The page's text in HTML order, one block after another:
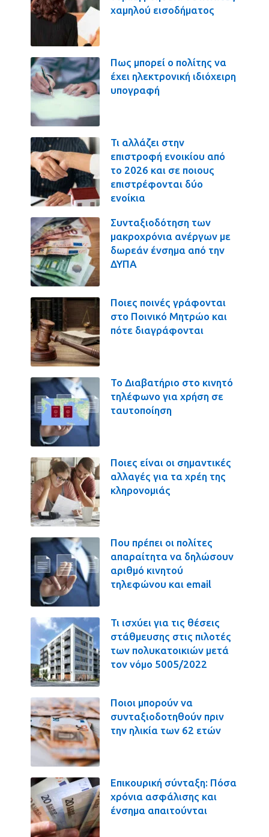
χαμηλού εισοδήματος
Πως μπορεί ο πολίτης να
έχει ηλεκτρονική ιδιόχειρη
υπογραφή
Τι αλλάζει στην
επιστροφή ενοικίου από
το 2026 και σε ποιους
επιστρέφονται δύο
ενοίκια
Συνταξιοδότηση των
μακροχρόνια ανέργων με
δωρεάν ένσημα από την
ΔΥΠΑ
Ποιες ποινές γράφονται
στο Ποινικό Μητρώο και
πότε διαγράφονται
Το Διαβατήριο στο κινητό
τηλέφωνο για χρήση σε
ταυτοποίηση
Ποιες είναι οι σημαντικές
αλλαγές για τα χρέη της
κληρονομιάς
Που πρέπει οι πολίτες
απαραίτητα να δηλώσουν
αριθμό κινητού
τηλεφώνου και email
Τι ισχύει για τις θέσεις
στάθμευσης στις πιλοτές
των πολυκατοικιών μετά
τον νόμο 5005/2022
Ποιοι μπορούν να
συνταξιοδοτηθούν πριν
την ηλικία των 62 ετών
Επικουρική σύνταξη: Πόσα
χρόνια ασφάλισης και
ένσημα απαιτούνται